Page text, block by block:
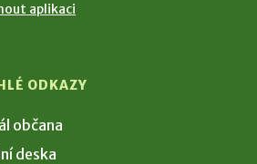
aplikaci
ODKAZY
občana
deska